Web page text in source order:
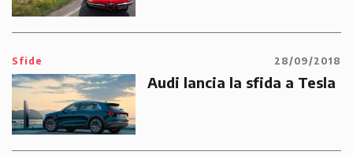
Sfide 28/09/2018
Audi lancia la sfida a Tesla